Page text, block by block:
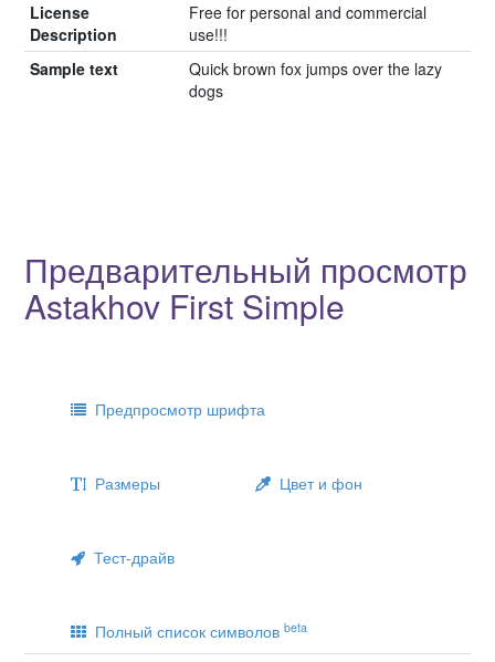
License
Description
Free for personal and commercial
use!!!
Sample text
Quick brown fox jumps over the lazy
dogs
Предварительный просмотр
Astakhov First Simple
Предпросмотр шрифта
Размеры Цвет и фон
Тест-драйв
Полный список символов beta